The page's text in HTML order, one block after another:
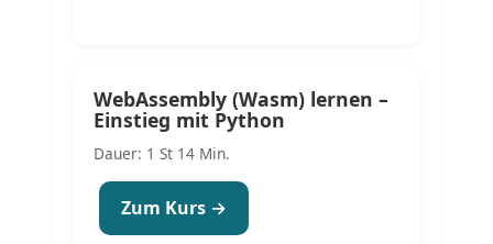
WebAssembly (Wasm) lernen –
Einstieg mit Python
Dauer: 1 St 14 Min.
Zum Kurs →